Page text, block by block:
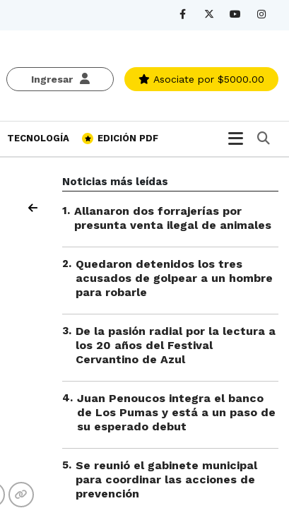
Ingresar Asociate por $5000.00
TECNOLOGÍA EDICIÓN PDF
Noticias más leídas
1. Allanaron dos forrajerías por
presunta venta ilegal de animales
2. Quedaron detenidos los tres
acusados de golpear a un hombre
para robarle
3. De la pasión radial por la lectura a
los 20 años del Festival
Cervantino de Azul
4. Juan Penoucos integra el banco
de Los Pumas y está a un paso de
su esperado debut
5. Se reunió el gabinete municipal
para coordinar las acciones de
prevención